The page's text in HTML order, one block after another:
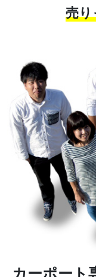
売
カーポート